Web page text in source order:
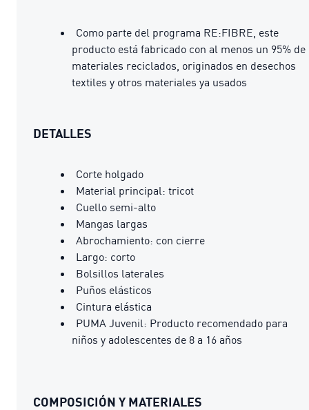
Como parte del programa RE:FIBRE, este
producto está fabricado con al menos un 95% de
materiales reciclados, originados en desechos
textiles y otros materiales ya usados
DETALLES
Corte holgado
Material principal: tricot
Cuello semi-alto
Mangas largas
Abrochamiento: con cierre
Largo: corto
Bolsillos laterales
Puños elásticos
Cintura elástica
PUMA Juvenil: Producto recomendado para
niños y adolescentes de 8 a 16 años
COMPOSICIÓN Y MATERIALES